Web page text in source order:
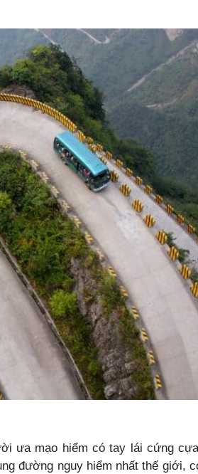
ưa mạo hiểm có tay lái cứng
đường nguy hiểm nhất thế giới,